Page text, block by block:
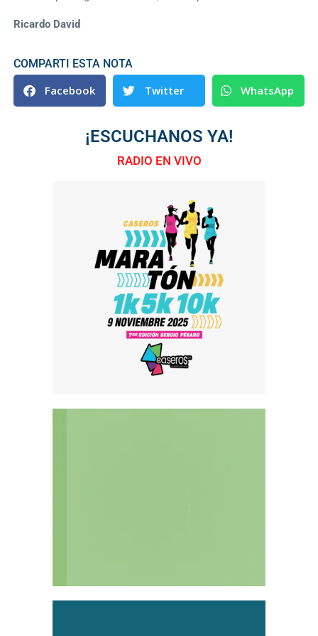
Ricardo David
COMPARTI ESTA NOTA
Facebook Twitter WhatsApp
¡ESCUCHANOS YA!
RADIO EN VIVO